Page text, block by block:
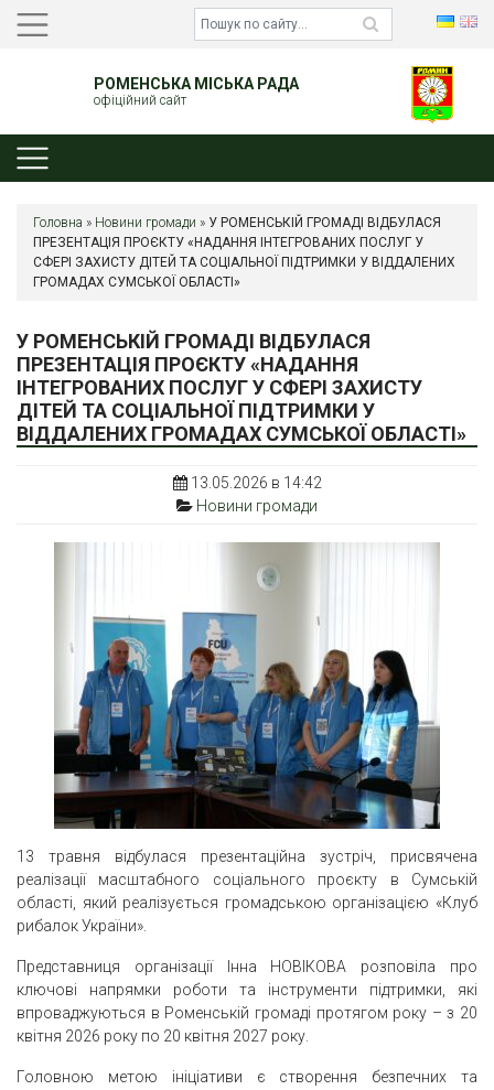
РОМЕНСЬКА МІСЬКА РАДА
офіційний сайт
Головна » Новини громади » У РОМЕНСЬКІЙ ГРОМАДІ ВІДБУЛАСЯ
ПРЕЗЕНТАЦІЯ ПРОЄКТУ «НАДАННЯ ІНТЕГРОВАНИХ ПОСЛУГ У
СФЕРІ ЗАХИСТУ ДІТЕЙ ТА СОЦІАЛЬНОЇ ПІДТРИМКИ У ВІДДАЛЕНИХ
ГРОМАДАХ СУМСЬКОЇ ОБЛАСТІ»
У РОМЕНСЬКІЙ ГРОМАДІ ВІДБУЛАСЯ
ПРЕЗЕНТАЦІЯ ПРОЄКТУ «НАДАННЯ
ІНТЕГРОВАНИХ ПОСЛУГ У СФЕРІ ЗАХИСТУ
ДІТЕЙ ТА СОЦІАЛЬНОЇ ПІДТРИМКИ У
ВІДДАЛЕНИХ ГРОМАДАХ СУМСЬКОЇ ОБЛАСТІ»
13.05.2026 в 14:42
Новини громади
13 травня відбулася презентаційна зустріч, присвячена
реалізації масштабного соціального проєкту в Сумській
області, який реалізується громадською організацією «Клуб
рибалок України».
Представниця організації Інна НОВІКОВА розповіла про
ключові напрямки роботи та інструменти підтримки, які
впроваджуються в Роменській громаді протягом року – з 20
квітня 2026 року по 20 квітня 2027 року.
Головною метою ініціативи є створення безпечних та